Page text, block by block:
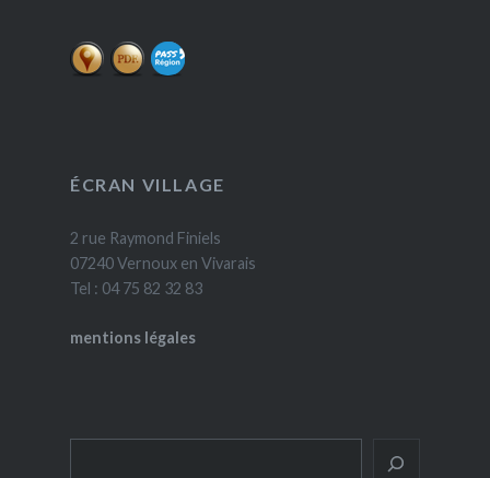
ÉCRAN VILLAGE
2 rue Raymond Finiels
07240 Vernoux en Vivarais
Tel : 04 75 82 32 83
mentions légales